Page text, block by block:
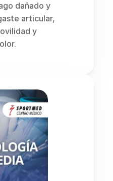
dañado y
articular,
y